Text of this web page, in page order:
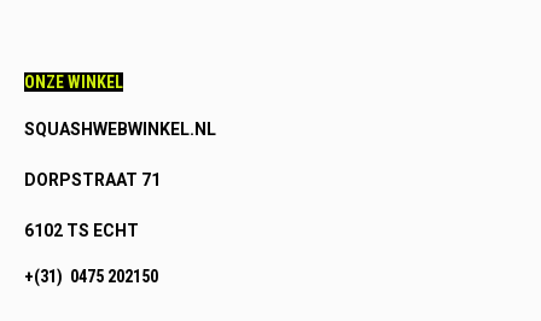
ONZE WINKEL
SQUASHWEBWINKEL.NL
DORPSTRAAT 71
6102 TS ECHT
+(31) 0475 202150